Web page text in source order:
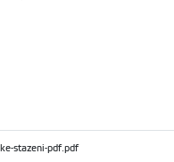
stazeni-pdf.pdf